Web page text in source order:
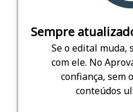
Sempre
Se o edital muda,
com ele. No
confiança, sem
conteúdos